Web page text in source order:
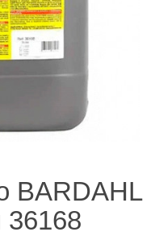
BARDAHL
36168